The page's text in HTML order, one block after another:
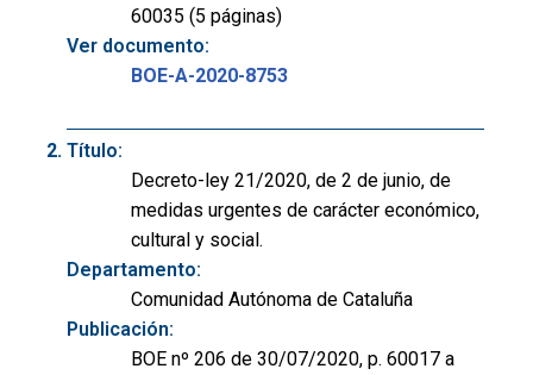
60035 (5 páginas)
Ver documento:
BOE-A-2020-8753
Título:
Decreto-ley 21/2020, de 2 de junio, de
medidas urgentes de carácter económico,
cultural y social.
Departamento:
Comunidad Autónoma de Cataluña
Publicación:
BOE nº 206 de 30/07/2020, p. 60017 a